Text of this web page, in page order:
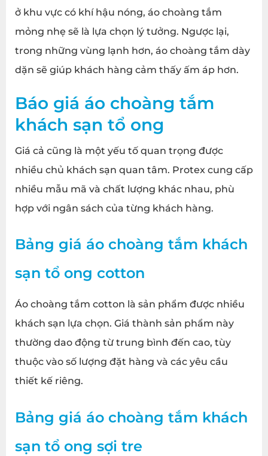
ở khu vực có khí hậu nóng, áo choàng tắm
mỏng nhẹ sẽ là lựa chọn lý tưởng. Ngược lại,
trong những vùng lạnh hơn, áo choàng tắm dày
dặn sẽ giúp khách hàng cảm thấy ấm áp hơn.
Báo giá áo choàng tắm
khách sạn tổ ong
Giá cả cũng là một yếu tố quan trọng được
nhiều chủ khách sạn quan tâm. Protex cung cấp
nhiều mẫu mã và chất lượng khác nhau, phù
hợp với ngân sách của từng khách hàng.
Bảng giá áo choàng tắm khách
sạn tổ ong cotton
Áo choàng tắm cotton là sản phẩm được nhiều
khách sạn lựa chọn. Giá thành sản phẩm này
thường dao động từ trung bình đến cao, tùy
thuộc vào số lượng đặt hàng và các yêu cầu
thiết kế riêng.
Bảng giá áo choàng tắm khách
sạn tổ ong sợi tre